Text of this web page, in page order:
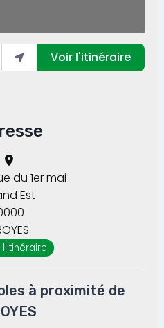
Enter your location
Voir l'itinéraire
du 1er mai
Est
l'itinéraire
à proximité de